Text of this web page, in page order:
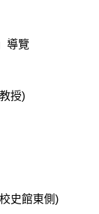
導覽
授)
校史館東側)